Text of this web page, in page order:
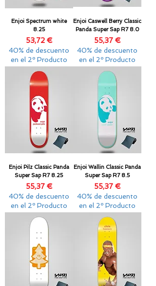
Enjoi Spectrum white
8.25
Precio
53,72 €
40% de descuento
en el 2º Producto
Enjoi Caswell Berry Classic
Panda Super Sap R7 8.0
Precio
55,37 €
40% de descuento
en el 2º Producto
Enjoi Pilz Classic Panda
Super Sap R7 8.25
Precio
55,37 €
40% de descuento
en el 2º Producto
Enjoi Wallin Classic Panda
Super Sap R7 8.5
Precio
55,37 €
40% de descuento
en el 2º Producto